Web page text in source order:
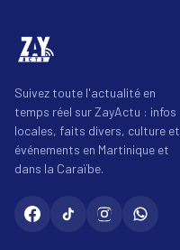
Suivez toute l'actualité en
temps réel sur ZayActu : infos
locales, faits divers, culture et
événements en Martinique et
dans la Caraïbe.